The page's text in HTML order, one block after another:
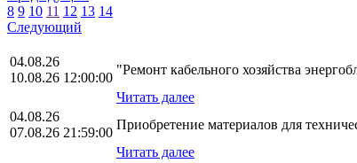
8 9 10 11 12 13 14
Следующий
04.08.26
10.08.26 12:00:00
"Ремонт кабельного хозяйства
Читать далее
04.08.26
07.08.26 21:59:00
Приобретение материалов для
Читать далее